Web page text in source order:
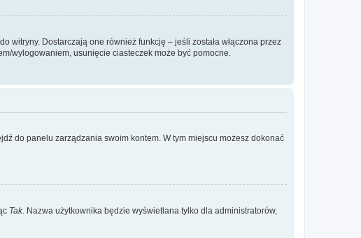
witryny. Dostarczają one również funkcję – jeśli została włączona przez
wylogowaniem, usunięcie ciasteczek może być pomocne.
do panelu zarządzania swoim kontem. W tym miejscu możesz dokonać
Tak. Nazwa użytkownika będzie wyświetlana tylko dla administratorów,